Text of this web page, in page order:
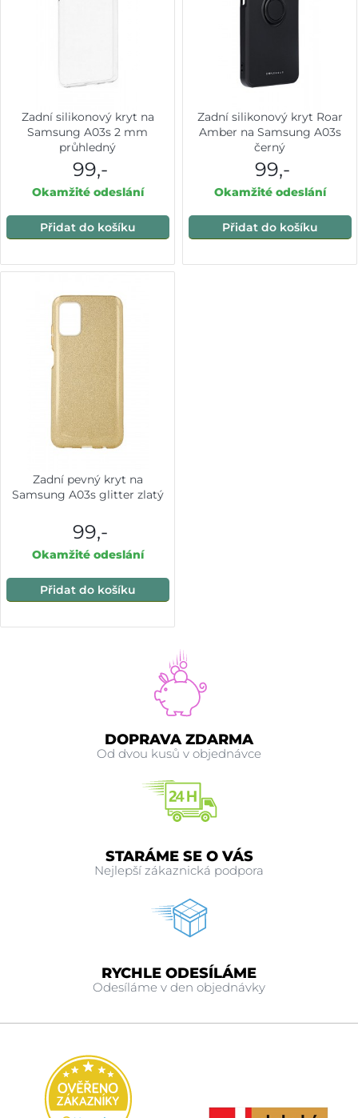
Zadní silikonový kryt na
Samsung A03s 2 mm
průhledný
99,-
Okamžité odeslání
Přidat do košíku
Zadní silikonový kryt Roar
Amber na Samsung A03s
černý
99,-
Okamžité odeslání
Přidat do košíku
Zadní pevný kryt na
Samsung A03s glitter zlatý
99,-
Okamžité odeslání
Přidat do košíku
DOPRAVA ZDARMA
Od dvou kusů v objednávce
STARÁME SE O VÁS
Nejlepší zákaznická podpora
RYCHLE ODESÍLÁME
Odesíláme v den objednávky